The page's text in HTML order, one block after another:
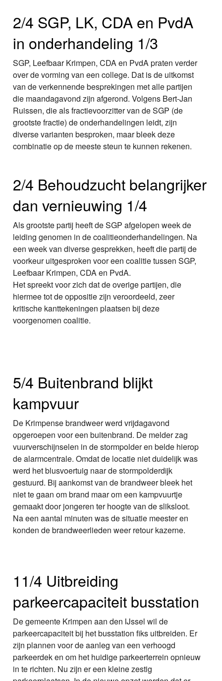
2/4 SGP, LK, CDA en PvdA
in onderhandeling 1/3
SGP, Leefbaar Krimpen, CDA en PvdA praten verder
over de vorming van een college. Dat is de uitkomst
van de verkennende besprekingen met alle partijen
die maandagavond zijn afgerond. Volgens Bert-Jan
Ruissen, die als fractievoorzitter van de SGP (de
grootste fractie) de onderhandelingen leidt, zijn
diverse varianten besproken, maar bleek deze
combinatie op de meeste steun te kunnen rekenen.
2/4 Behoudzucht belangrijker
dan vernieuwing 1/4
Als grootste partij heeft de SGP afgelopen week de
leiding genomen in de coalitieonderhandelingen. Na
een week van diverse gesprekken, heeft die partij de
voorkeur uitgesproken voor een coalitie tussen SGP,
Leefbaar Krimpen, CDA en PvdA.
Het spreekt voor zich dat de overige partijen, die
hiermee tot de oppositie zijn veroordeeld, zeer
kritische kanttekeningen plaatsen bij deze
voorgenomen coalitie.
5/4 Buitenbrand blijkt
kampvuur
De Krimpense brandweer werd vrijdagavond
opgeroepen voor een buitenbrand. De melder zag
vuurverschijnselen in de stormpolder en belde hierop
de alarmcentrale. Omdat de locatie niet duidelijk was
werd het blusvoertuig naar de stormpolderdijk
gestuurd. Bij aankomst van de brandweer bleek het
niet te gaan om brand maar om een kampvuurtje
gemaakt door jongeren ter hoogte van de sliksloot.
Na een aantal minuten was de situatie meester en
konden de brandweerlieden weer retour kazerne.
11/4 Uitbreiding
parkeercapaciteit busstation
De gemeente Krimpen aan den IJssel wil de
parkeercapaciteit bij het busstation fiks uitbreiden. Er
zijn plannen voor de aanleg van een verhoogd
parkeerdek en om het huidige parkeerterrein opnieuw
in te richten. Nu zijn er een kleine zestig